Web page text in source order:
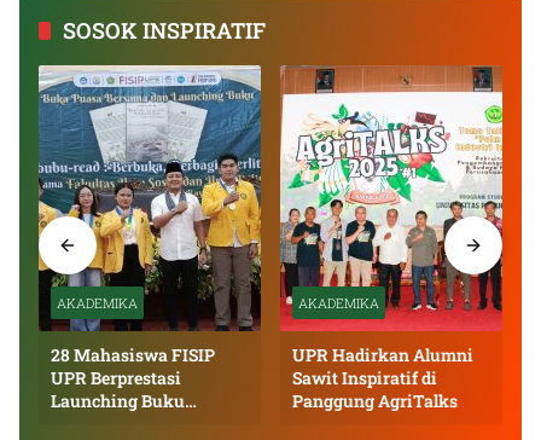
SOSOK INSPIRATIF
AKADEMIKA
28 Mahasiswa FISIP
UPR Berprestasi
Launching Buku
AKADEMIKA
UPR Hadirkan Alumni
Sawit Inspiratif di
Panggung AgriTalks